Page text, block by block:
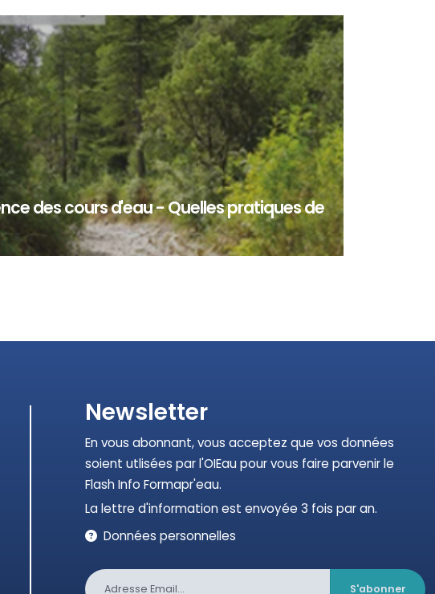
des cours d'eau - Quelles pratiques de
du réseau hydrographique mondial est concerné par la
Newsletter
En vous abonnant, vous acceptez que vos données
soient utlisées par l'OIEau pour vous faire parvenir le
Flash Info Formapr'eau.
La lettre d'information est envoyée 3 fois par an.
Données personnelles
S'abonner